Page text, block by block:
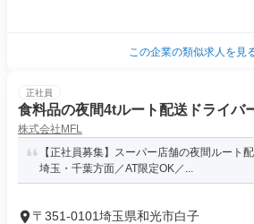
この企業の類似求人を見
正社員
食料品の夜間4tルート配送ドライバ
株式会社MFL
【正社員募集】スーパー店舗の夜間ルート
埼玉・千葉方面／AT限定OK／...
〒351-0101埼玉県和光市白子